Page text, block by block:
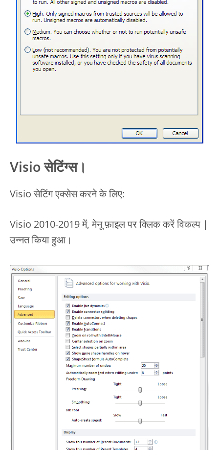
Visio सेटिंग्स।
Visio सेटिंग एक्सेस करने के लिए:
Visio 2010-2019 में, मेनू फ़ाइल पर क्लिक करें विकल्प |
उन्नत किया हुआ।